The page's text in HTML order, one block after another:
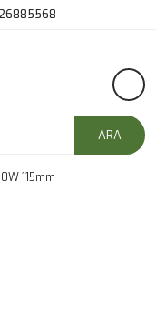
ARA